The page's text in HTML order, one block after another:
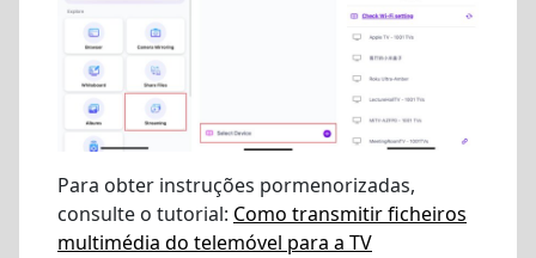
Para obter instruções pormenorizadas,
consulte o tutorial: Como transmitir ficheiros
multimédia do telemóvel para a TV